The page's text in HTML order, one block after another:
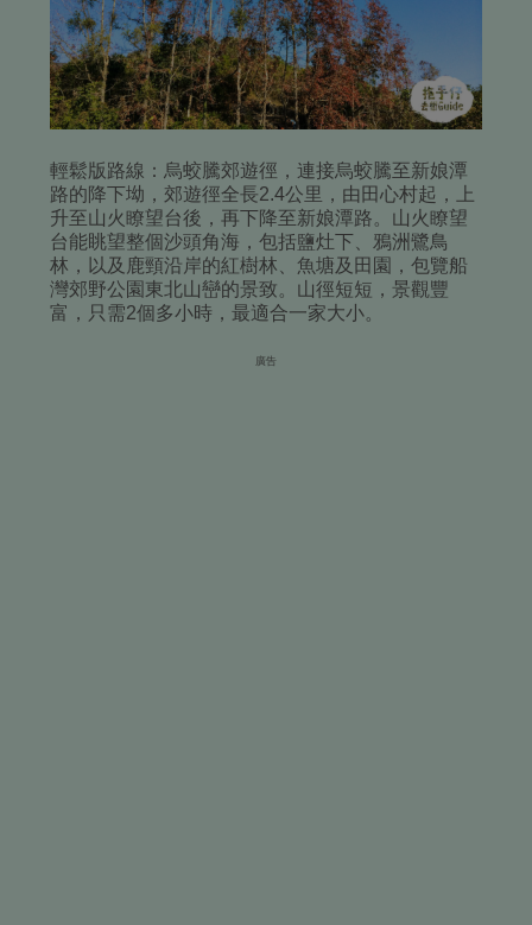
輕鬆版路線：烏蛟騰郊遊徑，連接烏蛟騰至新娘潭
路的降下坳，郊遊徑全長2.4公里，由田心村起，上
升至山火瞭望台後，再下降至新娘潭路。山 火瞭望
台能眺望整個沙頭角海，包括鹽灶下、鴉洲鷺鳥
林，以及鹿頸沿岸的紅樹林、魚塘及田園，包覽船
灣郊野公園東北山巒的景致。 山徑短短，景觀豐
富，只需2個多小時，最適合一家大小。
廣告